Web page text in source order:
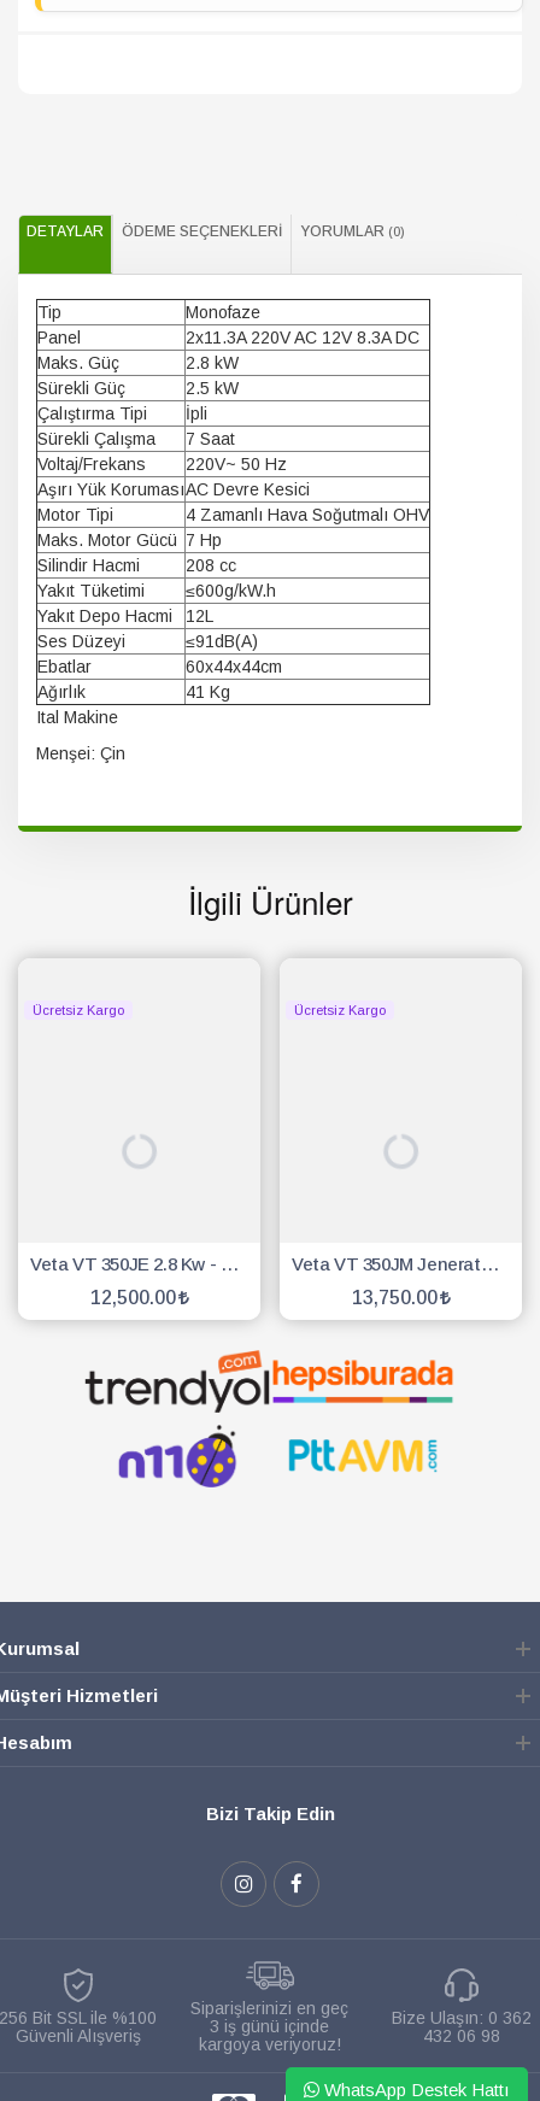
DETAYLAR ÖDEME SEÇENEKLERI YORUMLAR (0)
Tip
Monofaze
Panel
2x11.3A 220V AC 12V 8.3A DC
Maks. Güç
2.8 kW
Sürekli Güç
2.5 kW
Çalıştırma Tipi
İpli
Sürekli Çalışma
7 Saat
Voltaj/Frekans
220V~ 50 Hz
Aşırı Yük KorumasıAC Devre Kesici
Motor Tipi
4 Zamanlı Hava Soğutmalı OHV
Maks. Motor Gücü 7 Hp
Silindir Hacmi
208 cc
Yakıt Tüketimi
≤600g/kW.h
Yakıt Depo Hacmi
12L
Ses Düzeyi
≤91dB(A)
Ebatlar
60x44x44cm
Ağırlık
41 Kg
Ital Makine
Menşei: Çin
İlgili Ürünler
Ücretsiz Kargo
Veta VT 350JE 2.8 Kw - 3.5 Kw İpli Benzinli Jeneratör
12,500.00
Ücretsiz Kargo
Veta VT 350JM Jeneratör 2.8 Kw - 3,5 Kw Marşlı-İpli Benzinli
13,750.00
Hizmetleri
Bizi Takip Edin
256 Bit SSL ile %100
Güvenli Alışveriş
Siparişlerinizi en geç
3 iş günü içinde
kargoya veriyoruz!
Bize Ulaşın: 0 362
432 06 98
WHATSAPP
WhatsApp Destek Hattı